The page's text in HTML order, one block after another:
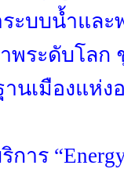
ะบบน้ำและ
ะดับโลก ชู
านเมืองแห่
าร